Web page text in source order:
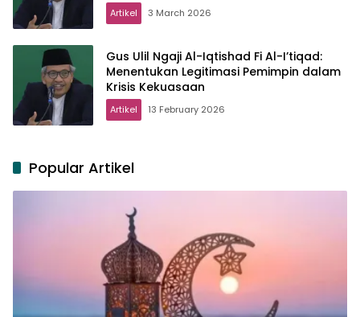
Artikel 3 March 2026
Gus Ulil Ngaji Al-Iqtishad Fi Al-I’tiqad:
Menentukan Legitimasi Pemimpin dalam
Krisis Kekuasaan
Artikel 13 February 2026
Popular Artikel